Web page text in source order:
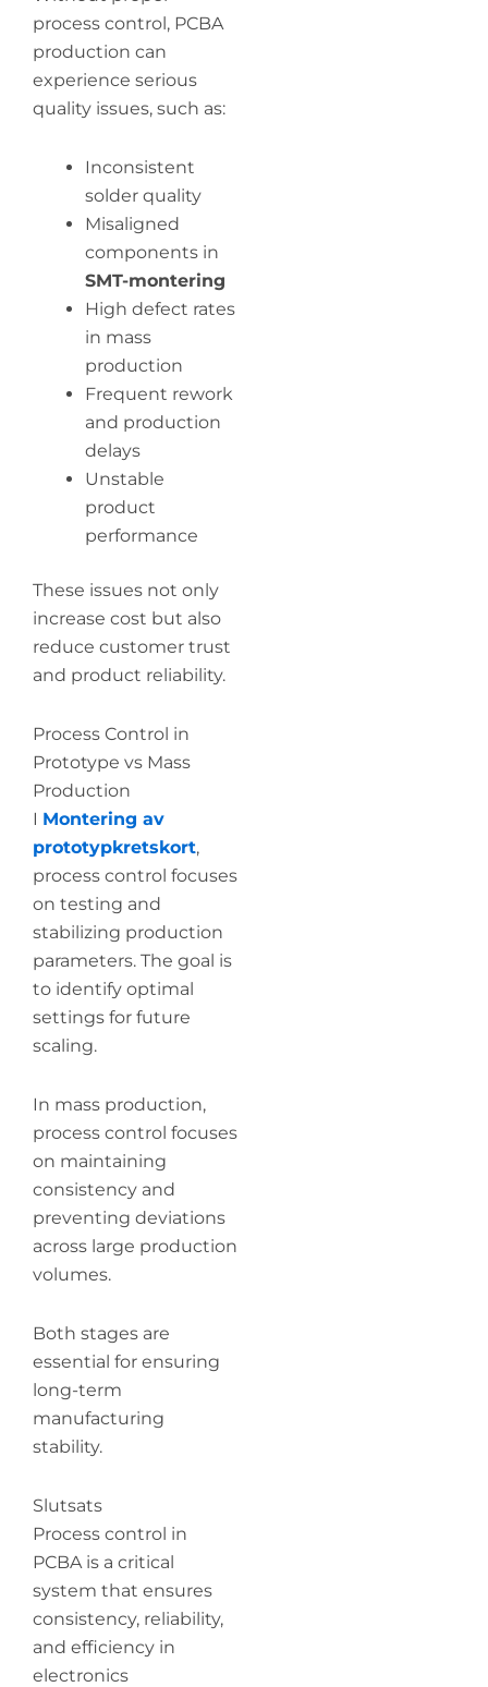
process control, PCBA
production can
experience serious
quality issues, such as:
Inconsistent
solder quality
Misaligned
components in
SMT-montering
High defect rates
in mass
production
Frequent rework
and production
delays
Unstable
product
performance
These issues not only
increase cost but also
reduce customer trust
and product reliability.
Process Control in
Prototype vs Mass
Production
I Montering av
prototypkretskort,
process control focuses
on testing and
stabilizing production
parameters. The goal is
to identify optimal
settings for future
scaling.
In mass production,
process control focuses
on maintaining
consistency and
preventing deviations
across large production
volumes.
Both stages are
essential for ensuring
long-term
manufacturing
stability.
Slutsats
Process control in
PCBA is a critical
system that ensures
consistency, reliability,
and efficiency in
electronics